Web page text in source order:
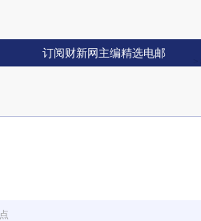
订阅财新网主编精选电邮